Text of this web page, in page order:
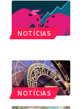
NOTÍCIAS
NOTÍCIAS